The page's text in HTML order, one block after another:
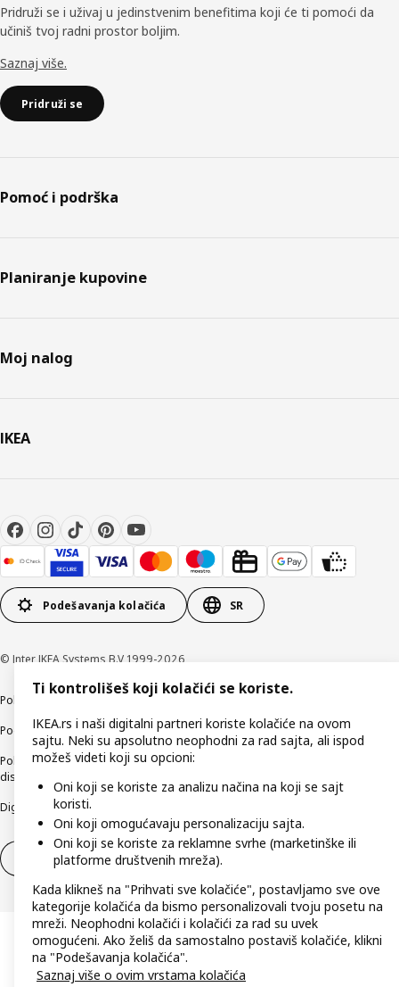
Pridruži se i uživaj u jedinstvenim benefitima koji će ti pomoći da
učiniš tvoj radni prostor boljim.
Saznaj više.
Pridruži se
Pomoć i podrška
Planiranje kupovine
Moj nalog
IKEA
Podešavanja kolačića SR
© Inter IKEA Systems B.V 1999-2026
Politika privatnosti Kako koristimo kolačiće (Cookies)
Podaci o kompaniji IKEA Srbija
Politika etičnog otkrivanja bezbednosnih nedostataka (responsible
disclosure)
Digitalna pristupačnost
Povlačenje iz ugovora Odustani od ugovora (usluge)
Ti kontrolišeš koji kolačići se koriste.
IKEA.rs i naši digitalni partneri koriste kolačiće na ovom
sajtu. Neki su apsolutno neophodni za rad sajta, ali ispod
možeš videti koji su opcioni:
Oni koji se koriste za analizu načina na koji se sajt
koristi.
Oni koji omogućavaju personalizaciju sajta.
Oni koji se koriste za reklamne svrhe (marketinške ili
platforme društvenih mreža).
Kada klikneš na "Prihvati sve kolačiće", postavljamo sve ove
kategorije kolačića da bismo personalizovali tvoju posetu na
mreži. Neophodni kolačići i kolačići za rad su uvek
omogućeni. Ako želiš da samostalno postaviš kolačiće, klikni
na "Podešavanja kolačića".
Saznaj više o ovim vrstama kolačića